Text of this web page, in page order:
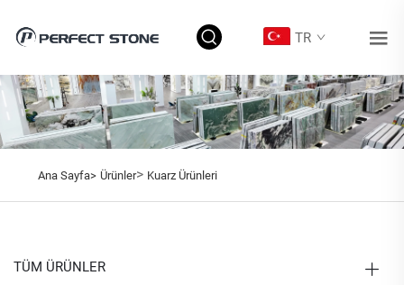
TR
Ana Sayfa> Ürünler> Kuarz Ürünleri
TÜM ÜRÜNLER